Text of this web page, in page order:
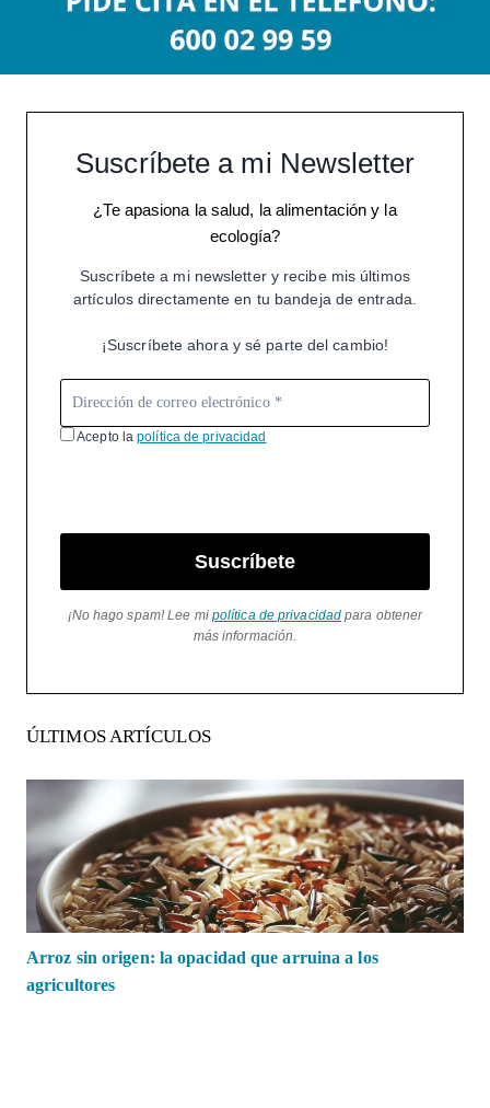
Suscríbete a mi Newsletter
¿Te apasiona la salud, la alimentación y la
ecología?
Suscríbete a mi newsletter y recibe mis últimos
artículos directamente en tu bandeja de entrada.
¡Suscríbete ahora y sé parte del cambio!
Acepto lapolítica de privacidad
Suscríbete
¡No hago spam! Lee mi política de privacidad para obtener
más información.
ÚLTIMOS ARTÍCULOS
Arroz sin origen: la opacidad que arruina a los
agricultores